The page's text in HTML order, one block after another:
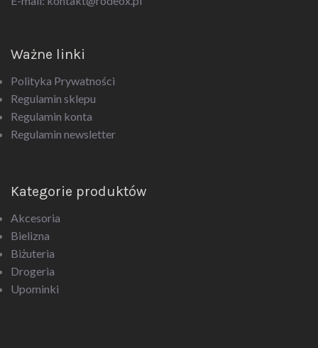
Ważne linki
Polityka Prywatności
Regulamin sklepu
Regulamin konta
Regulamin newsletter
Kategorie produktów
Akcesoria
Bielizna
Biżuteria
Drogeria
Upominki